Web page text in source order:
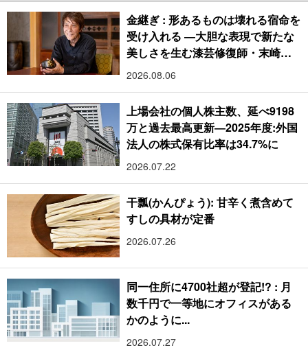
金継ぎ : 形あるものは壊れる宿命を
受け入れる ―大胆な表現で新たな
美しさを生む漆芸修復師・末崎広
樹
2026.08.06
上場会社の個人株主数、延べ9198
万と過去最高更新―2025年度:外国
法人の株式保有比率は34.7%に
2026.07.22
干瓢(かんぴょう): 甘辛く煮含めて
すしの具材が定番
2026.07.26
同一住所に4700社超が登記!? : 月
数千円で一等地にオフィスがある
かのように...
2026.07.27